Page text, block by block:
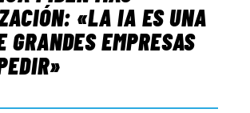
«LA IA ES UNA
GRANDES EMPRESAS